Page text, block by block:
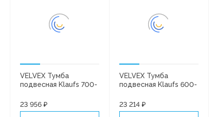
VELVEX Тумба
подвесная Klaufs 700-
23 956 ₽
VELVEX Тумба
подвесная Klaufs 600-
23 214 ₽